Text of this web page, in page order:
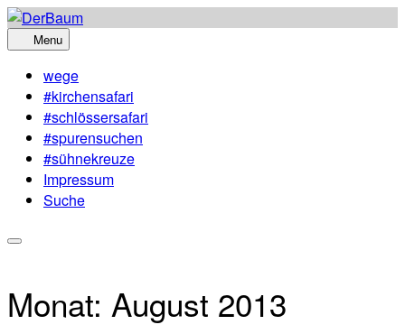
Skip
to
Menu
wege
#kirchensafari
#schlössersafari
#spurensuchen
#sühnekreuze
Impressum
Suche
Monat: August 2013